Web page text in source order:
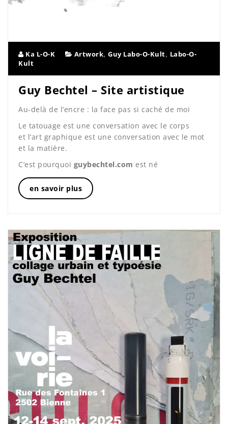
Ka L-O-K Artwork, Guy Labo-O-Kult, Labo-O-
Kult
Guy Bechtel – Site artistique
Au-delà de l’encre : la face pas si caché de moi
Le tatouage est une conversation avec le corps
et l’art graphique est une conversation avec le mot
et la matière.
C’est pourquoi guybechtel.com est né
en savoir plus